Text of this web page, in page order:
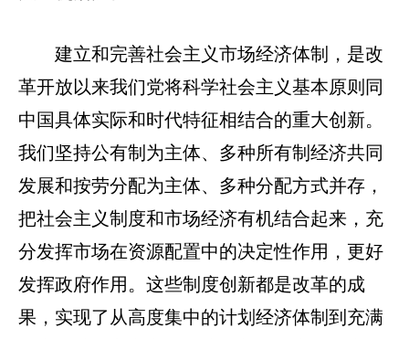
建立和完善社会主义市场经济体制，是改
革开放以来我们党将科学社会主义基本原则同
中国具体实际和时代特征相结合的重大创新。
我们坚持公有制为主体、多种所有制经济共同
发展和按劳分配为主体、多种分配方式并存，
把社会主义制度和市场经济有机结合起来，充
分发挥市场在资源配置中的决定性作用，更好
发挥政府作用。这些制度创新都是改革的成
果，实现了从高度集中的计划经济体制到充满